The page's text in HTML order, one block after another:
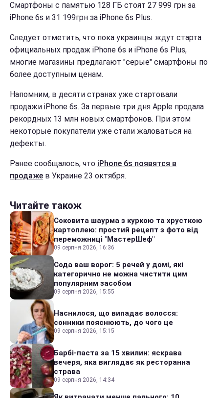
Смартфоны с памятью 128 ГБ стоят 27 999 грн за
iPhone 6s и 31 199грн за iPhone 6s Plus.
Следует отметить, что пока украинцы ждут старта
официальных продаж iPhone 6s и iPhone 6s Plus,
многие магазины предлагают "серые" смартфоны по
более доступным ценам.
Напомним, в десяти странах уже стартовали
продажи iPhone 6s. За первые три дня Apple продала
рекордных 13 млн новых смартфонов. При этом
некоторые покупатели уже стали жаловаться на
дефекты.
Ранее сообщалось, что iPhone 6s появятся в
продаже в Украине 23 октября.
Читайте також
Соковита шаурма з куркою та хрусткою
картоплею: простий рецепт з фото від
переможниці "МастерШеф"
09 серпня 2026, 16:36
Сода ваш ворог: 5 речей у домі, які
категорично не можна чистити цим
популярним засобом
09 серпня 2026, 15:55
Наснилося, що випадає волосся:
сонники пояснюють, до чого це
09 серпня 2026, 15:15
Барбі-паста за 15 хвилин: яскрава
вечеря, яка виглядає як ресторанна
страва
09 серпня 2026, 14:34